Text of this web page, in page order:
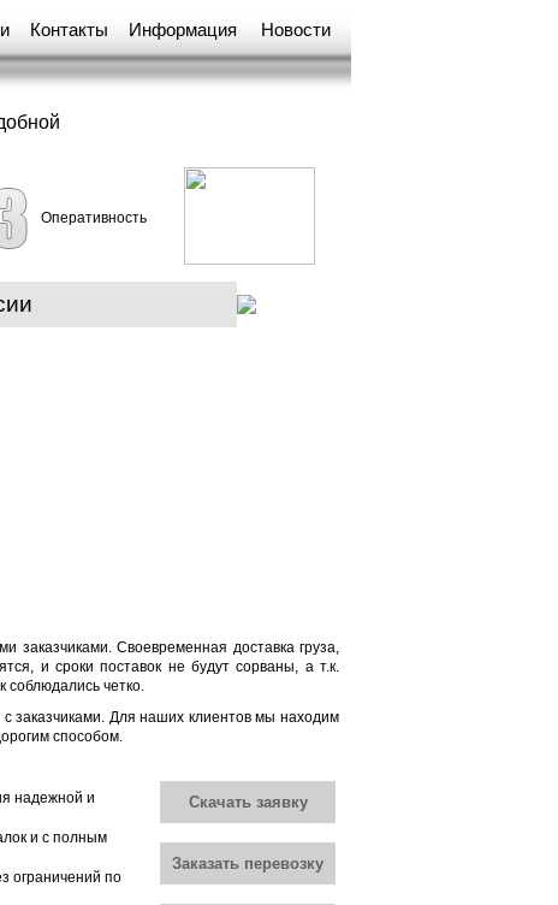
Контакты Информация Новости
Оперативность
заказчиками. Своевременная доставка груза,
и сроки поставок не будут сорваны, а т.к.
соблюдались четко.
заказчиками. Для наших клиентов мы находим
способом.
Скачать заявку
Заказать перевозку
надежной и
и с полным
ограничений по